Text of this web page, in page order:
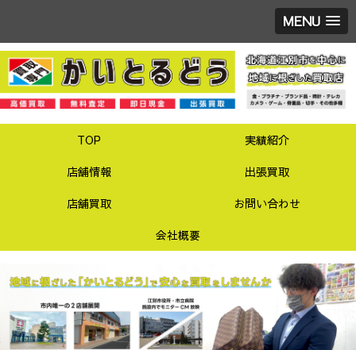
MENU
TOP
実績紹介
店舗情報
出張買取
店舗買取
お問い合わせ
会社概要